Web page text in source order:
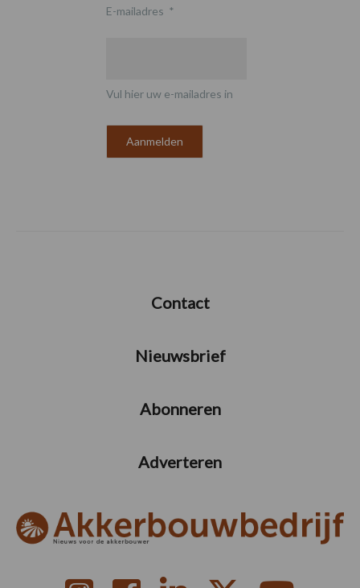
E-mailadres *
Vul hier uw e-mailadres in
Contact
Nieuwsbrief
Abonneren
Adverteren